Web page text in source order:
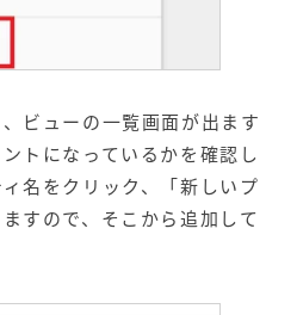
ビューの一覧画面が出ます
トになっているかを確認し
名をクリック、「新しいプ
すので、そこから追加して